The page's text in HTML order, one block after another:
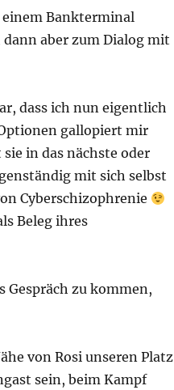
einem Bankterminal
aber zum Dialog mit
dass ich nun eigentlich
gallopiert mir
in das nächste oder
mit sich selbst
Cyberschizophrenie
Beleg ihres
Gespräch zu kommen,
von Rosi unseren Platz
sein, beim Kampf